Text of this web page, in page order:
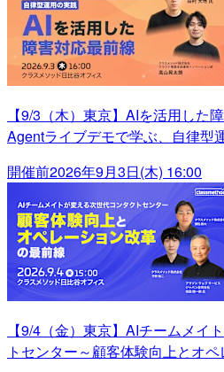
【9/3（木）東京】AIを活用した
Agentライブデモで学ぶ、自律型
開催前2026年9月3日(木) 16:00
【9/4（金）東京】AIチームメイ
トセンター～顧客体験向上とオ